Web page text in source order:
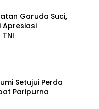
Garuda Suci,
Apresiasi
Setujui Perda
Paripurna